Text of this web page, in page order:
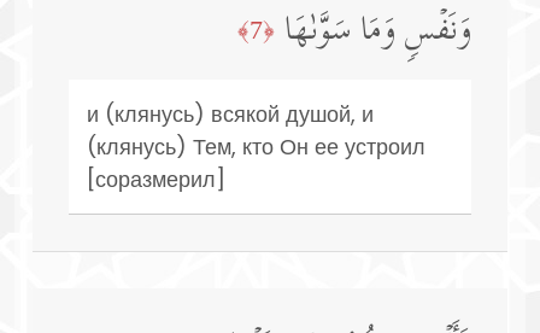
وَنَفۡسࣲ وَمَا سَوَّىٰهَا ﴿7﴾
и (клянусь) всякой душой, и
(клянусь) Тем, кто Он ее устроил
[соразмерил]